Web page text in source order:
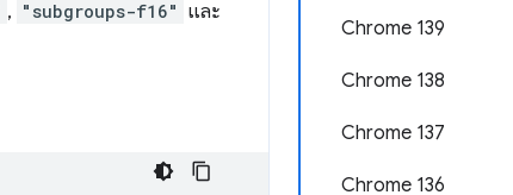
Chrome 139
Chrome 138
Chrome 137
Chrome 136
, "subgroups-f16" และ